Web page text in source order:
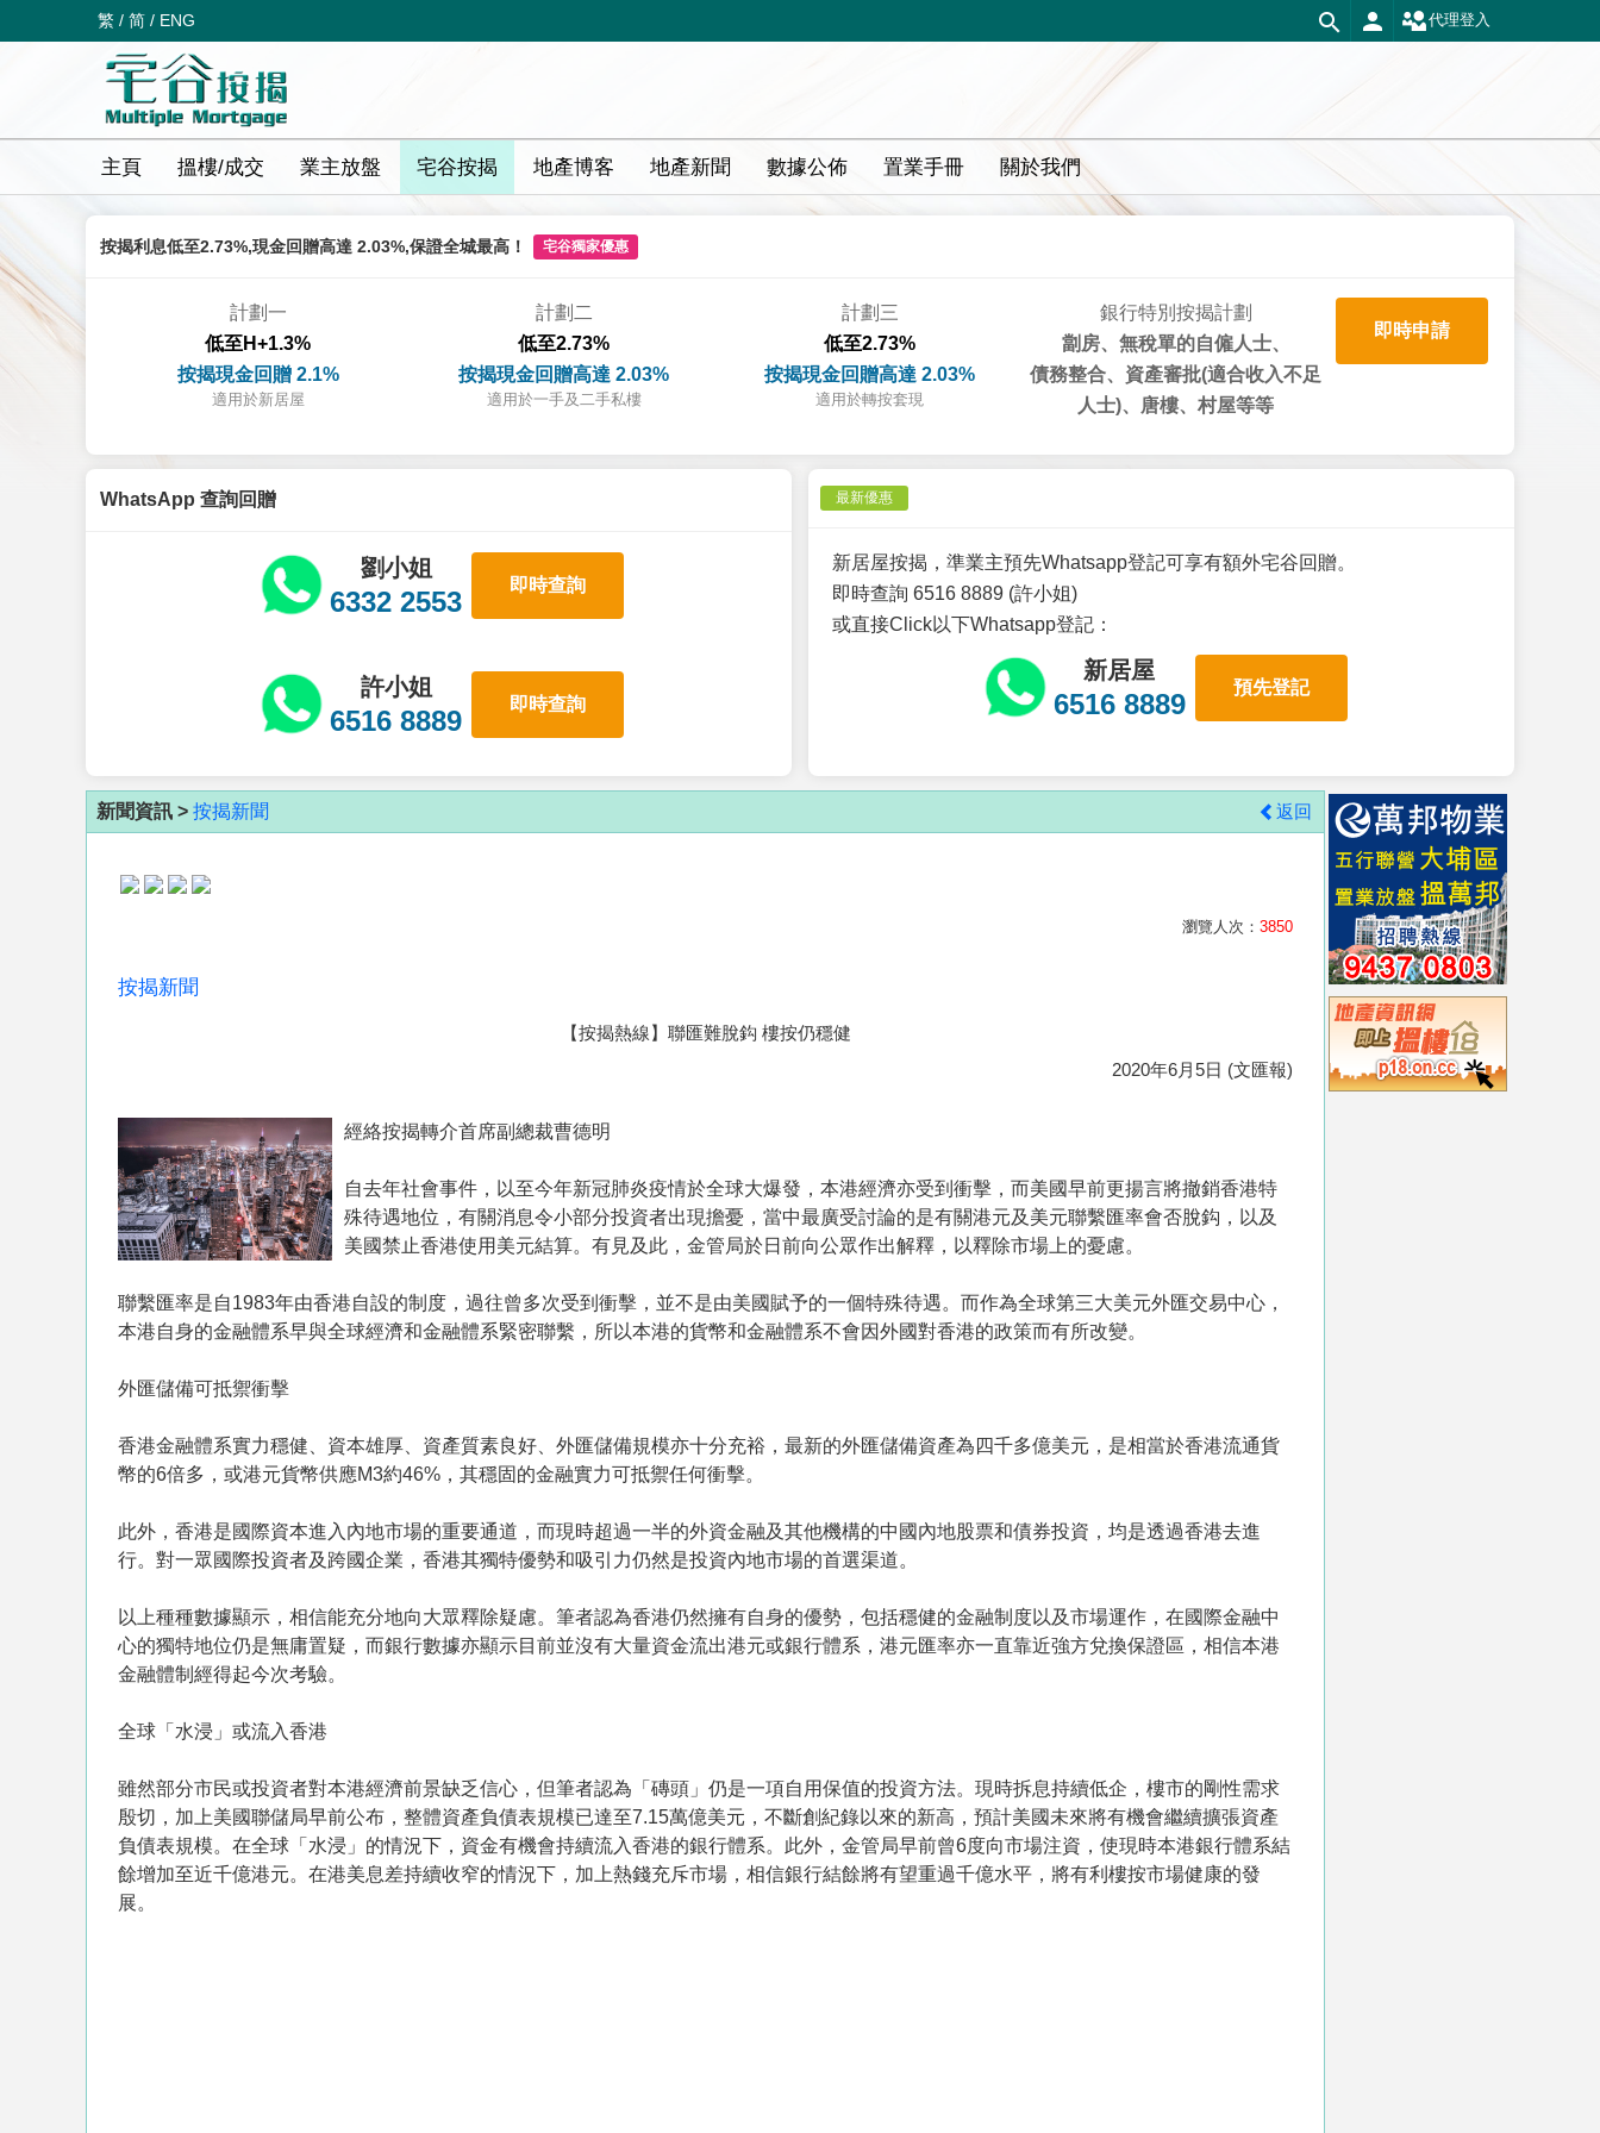
繁 / 简 / ENG 代理登入
主頁 搵樓/成交 業主放盤 宅谷按揭 地產博客 地產新聞 數據公佈 置業手冊 關於我們
按揭利息低至2.73%,現金回贈高達 2.03%,保證全城最高！ 宅谷獨家優惠
計劃一
低至H+1.3%
按揭現金回贈 2.1%
適用於新居屋
計劃二
低至2.73%
按揭現金回贈高達 2.03%
適用於一手及二手私樓
計劃三
低至2.73%
按揭現金回贈高達 2.03%
適用於轉按套現
銀行特別按揭計劃
劏房、無稅單的自僱人士、
債務整合、資產審批(適合收入不足
人士)、唐樓、村屋等等
即時申請
WhatsApp 查詢回贈
劉小姐
6332 2553
即時查詢
許小姐
6516 8889
即時查詢
最新優惠
新居屋按揭，準業主預先Whatsapp登記可享有額外宅谷回贈。
即時查詢 6516 8889 (許小姐)
或直接Click以下Whatsapp登記：
新居屋
6516 8889
預先登記
新聞資訊 > 按揭新聞 返回
瀏覽人次： 3850
按揭新聞
【按揭熱線】聯匯難脫鈎 樓按仍穩健
2020年6月5日 (文匯報)
經絡按揭轉介首席副總裁曹德明
自去年社會事件，以至今年新冠肺炎疫情於全球大爆發，本港經濟亦受到衝擊，而美國早前更揚言將撤銷香港特
殊待遇地位，有關消息令小部分投資者出現擔憂，當中最廣受討論的是有關港元及美元聯繫匯率會否脫鈎，以及
美國禁止香港使用美元結算。有見及此，金管局於日前向公眾作出解釋，以釋除市場上的憂慮。
聯繫匯率是自1983年由香港自設的制度，過往曾多次受到衝擊，並不是由美國賦予的一個特殊待遇。而作為全球第三大美元外匯交易中心，
本港自身的金融體系早與全球經濟和金融體系緊密聯繫，所以本港的貨幣和金融體系不會因外國對香港的政策而有所改變。
外匯儲備可抵禦衝擊
香港金融體系實力穩健、資本雄厚、資產質素良好、外匯儲備規模亦十分充裕，最新的外匯儲備資產為四千多億美元，是相當於香港流通貨
幣的6倍多，或港元貨幣供應M3約46%，其穩固的金融實力可抵禦任何衝擊。
此外，香港是國際資本進入內地市場的重要通道，而現時超過一半的外資金融及其他機構的中國內地股票和債券投資，均是透過香港去進
行。對一眾國際投資者及跨國企業，香港其獨特優勢和吸引力仍然是投資內地市場的首選渠道。
以上種種數據顯示，相信能充分地向大眾釋除疑慮。筆者認為香港仍然擁有自身的優勢，包括穩健的金融制度以及市場運作，在國際金融中
心的獨特地位仍是無庸置疑，而銀行數據亦顯示目前並沒有大量資金流出港元或銀行體系，港元匯率亦一直靠近強方兌換保證區，相信本港
金融體制經得起今次考驗。
全球「水浸」或流入香港
雖然部分市民或投資者對本港經濟前景缺乏信心，但筆者認為「磚頭」仍是一項自用保值的投資方法。現時拆息持續低企，樓市的剛性需求
殷切，加上美國聯儲局早前公布，整體資產負債表規模已達至7.15萬億美元，不斷創紀錄以來的新高，預計美國未來將有機會繼續擴張資產
負債表規模。在全球「水浸」的情況下，資金有機會持續流入香港的銀行體系。此外，金管局早前曾6度向市場注資，使現時本港銀行體系結
餘增加至近千億港元。在港美息差持續收窄的情況下，加上熱錢充斥市場，相信銀行結餘將有望重過千億水平，將有利樓按市場健康的發
展。